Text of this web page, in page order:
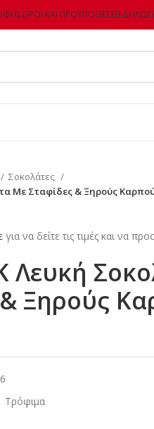
ΌΡΟΙ ΚΑΙ ΠΡΟΫΠΟΘΈΣΕΙΣ
Σοκολάτες
Με Σταφίδες & Ξηρούς
για να δείτε τις τιμές και να
Λευκή
Ξηρούς
Τρόφιμα